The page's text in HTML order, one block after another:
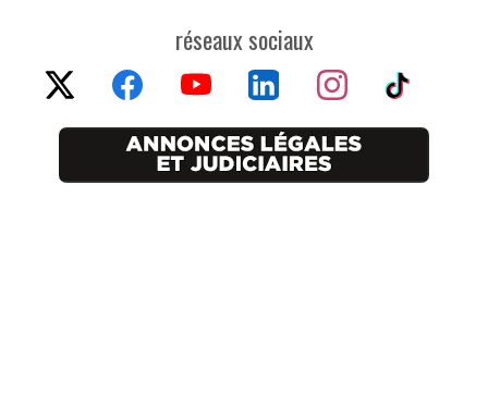
réseaux sociaux